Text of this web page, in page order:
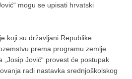
mogu se upisati hrvatski
koji su državljani Republike
prema programu zemlje
„Josip Jović“ provest će postupak
radi nastavka srednjoškolskog